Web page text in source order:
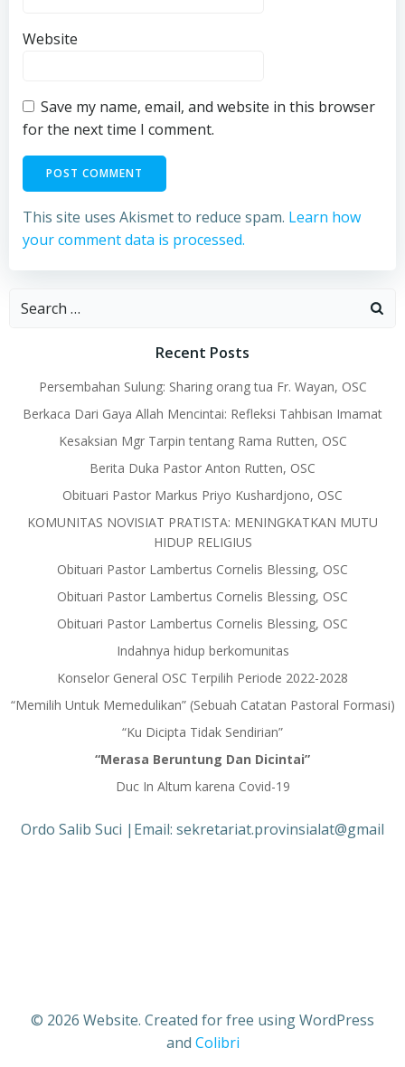
Website
Save my name, email, and website in this browser
for the next time I comment.
This site uses Akismet to reduce spam. Learn how
your comment data is processed.
Search
Recent Posts
Persembahan Sulung: Sharing orang tua Fr. Wayan, OSC
Berkaca Dari Gaya Allah Mencintai: Refleksi Tahbisan Imamat
Kesaksian Mgr Tarpin tentang Rama Rutten, OSC
Berita Duka Pastor Anton Rutten, OSC
Obituari Pastor Markus Priyo Kushardjono, OSC
KOMUNITAS NOVISIAT PRATISTA: MENINGKATKAN MUTU
HIDUP RELIGIUS
Obituari Pastor Lambertus Cornelis Blessing, OSC
Obituari Pastor Lambertus Cornelis Blessing, OSC
Obituari Pastor Lambertus Cornelis Blessing, OSC
Indahnya hidup berkomunitas
Konselor General OSC Terpilih Periode 2022-2028
“Memilih Untuk Memedulikan” (Sebuah Catatan Pastoral Formasi)
“Ku Dicipta Tidak Sendirian”
“Merasa Beruntung Dan Dicintai”
Duc In Altum karena Covid-19
Ordo Salib Suci |Email: sekretariat.provinsialat@gmail
© 2026 Website. Created for free using WordPress
and Colibri